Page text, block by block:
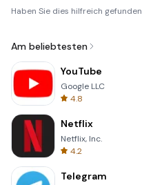
Haben Sie dies hilfreich gefunden
Am beliebtesten
YouTube
Google LLC
4.8
Netflix
Netflix, Inc.
4.2
Telegram